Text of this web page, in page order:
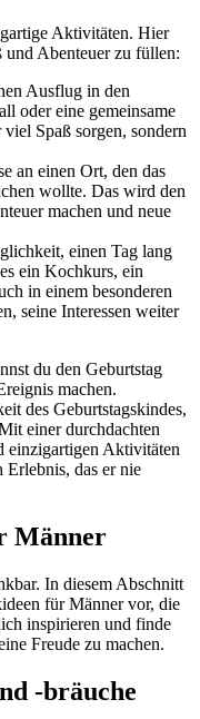
Aktivitäten. Hier
und Abenteuer zu füllen:
Ausflug in den
oder eine gemeinsame
Spaß sorgen, sondern
an einen Ort, den das
wollte. Das wird den
machen und neue
einen Tag lang
ein Kochkurs, ein
in einem besonderen
seine Interessen weiter
du den Geburtstag
machen.
des Geburtstagskindes,
einer durchdachten
einzigartigen Aktivitäten
Erlebnis, das er nie
Männer
In diesem Abschnitt
für Männer vor, die
inspirieren und finde
Freude zu machen.
-bräuche